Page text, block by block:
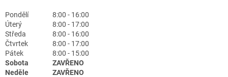
Pondělí
8:00 - 16:00
Úterý
8:00 - 17:00
Středa
8:00 - 16:00
Čtvrtek
8:00 - 17:00
Pátek
8:00 - 15:00
Sobota
ZAVŘENO
Neděle
ZAVŘENO